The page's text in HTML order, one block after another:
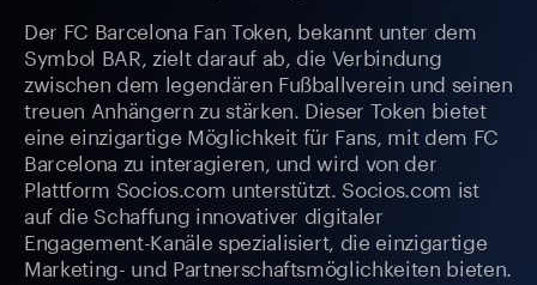
Der FC Barcelona Fan Token, bekannt unter dem
Symbol BAR, zielt darauf ab, die Verbindung
zwischen dem legendären Fußballverein und seinen
treuen Anhängern zu stärken. Dieser Token bietet
eine einzigartige Möglichkeit für Fans, mit dem FC
Barcelona zu interagieren, und wird von der
Plattform Socios.com unterstützt. Socios.com ist
auf die Schaffung innovativer digitaler
Engagement-Kanäle spezialisiert, die einzigartige
Marketing- und Partnerschaftsmöglichkeiten bieten.